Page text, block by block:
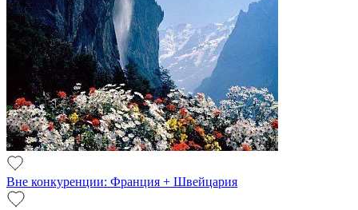
Вне конкуренции: Франция + Швейцария